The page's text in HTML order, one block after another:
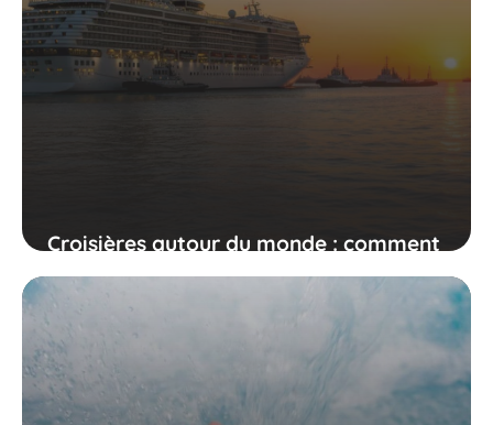
Croisières autour du monde : comment
choisir son itinéraire idéal